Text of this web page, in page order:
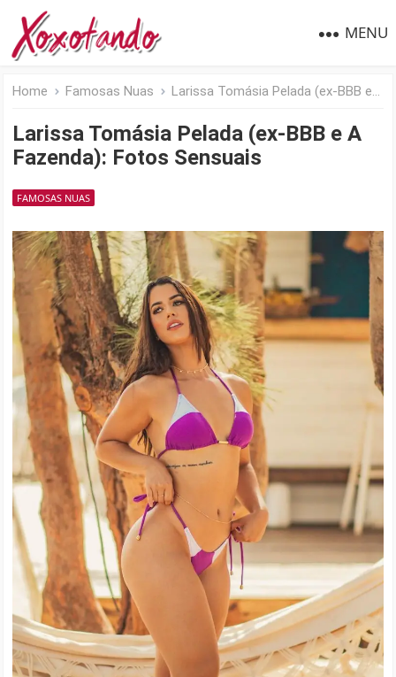
MENU
Home Famosas Nuas Larissa Tomásia Pelada (ex-BBB e A Fazenda): Fotos Sensuais
Larissa Tomásia Pelada (ex-BBB e A
Fazenda): Fotos Sensuais
FAMOSAS NUAS